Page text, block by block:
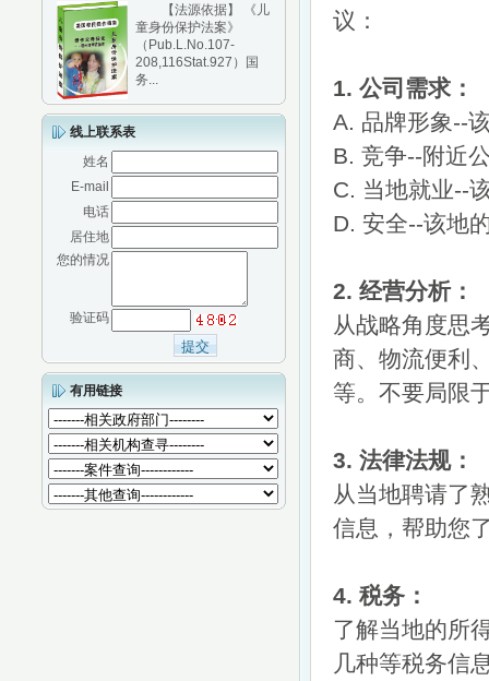
【法源依据】 《儿
童身份保护法案》
（Pub.L.No.107-
208,116Stat.927）国
务...
线上联系表
姓名
E-mail
电话
居住地
您的情况
验证码
有用链接
议：
1. 公司需求：
A. 品牌形象--
B. 竞争--附近
C. 当地就业--
D. 安全--该地
2. 经营分析：
从战略角度思
商、物流便利
等。不要局限
3. 法律法规：
从当地聘请了
信息，帮助您
4. 税务：
了解当地的所
几种等税务信